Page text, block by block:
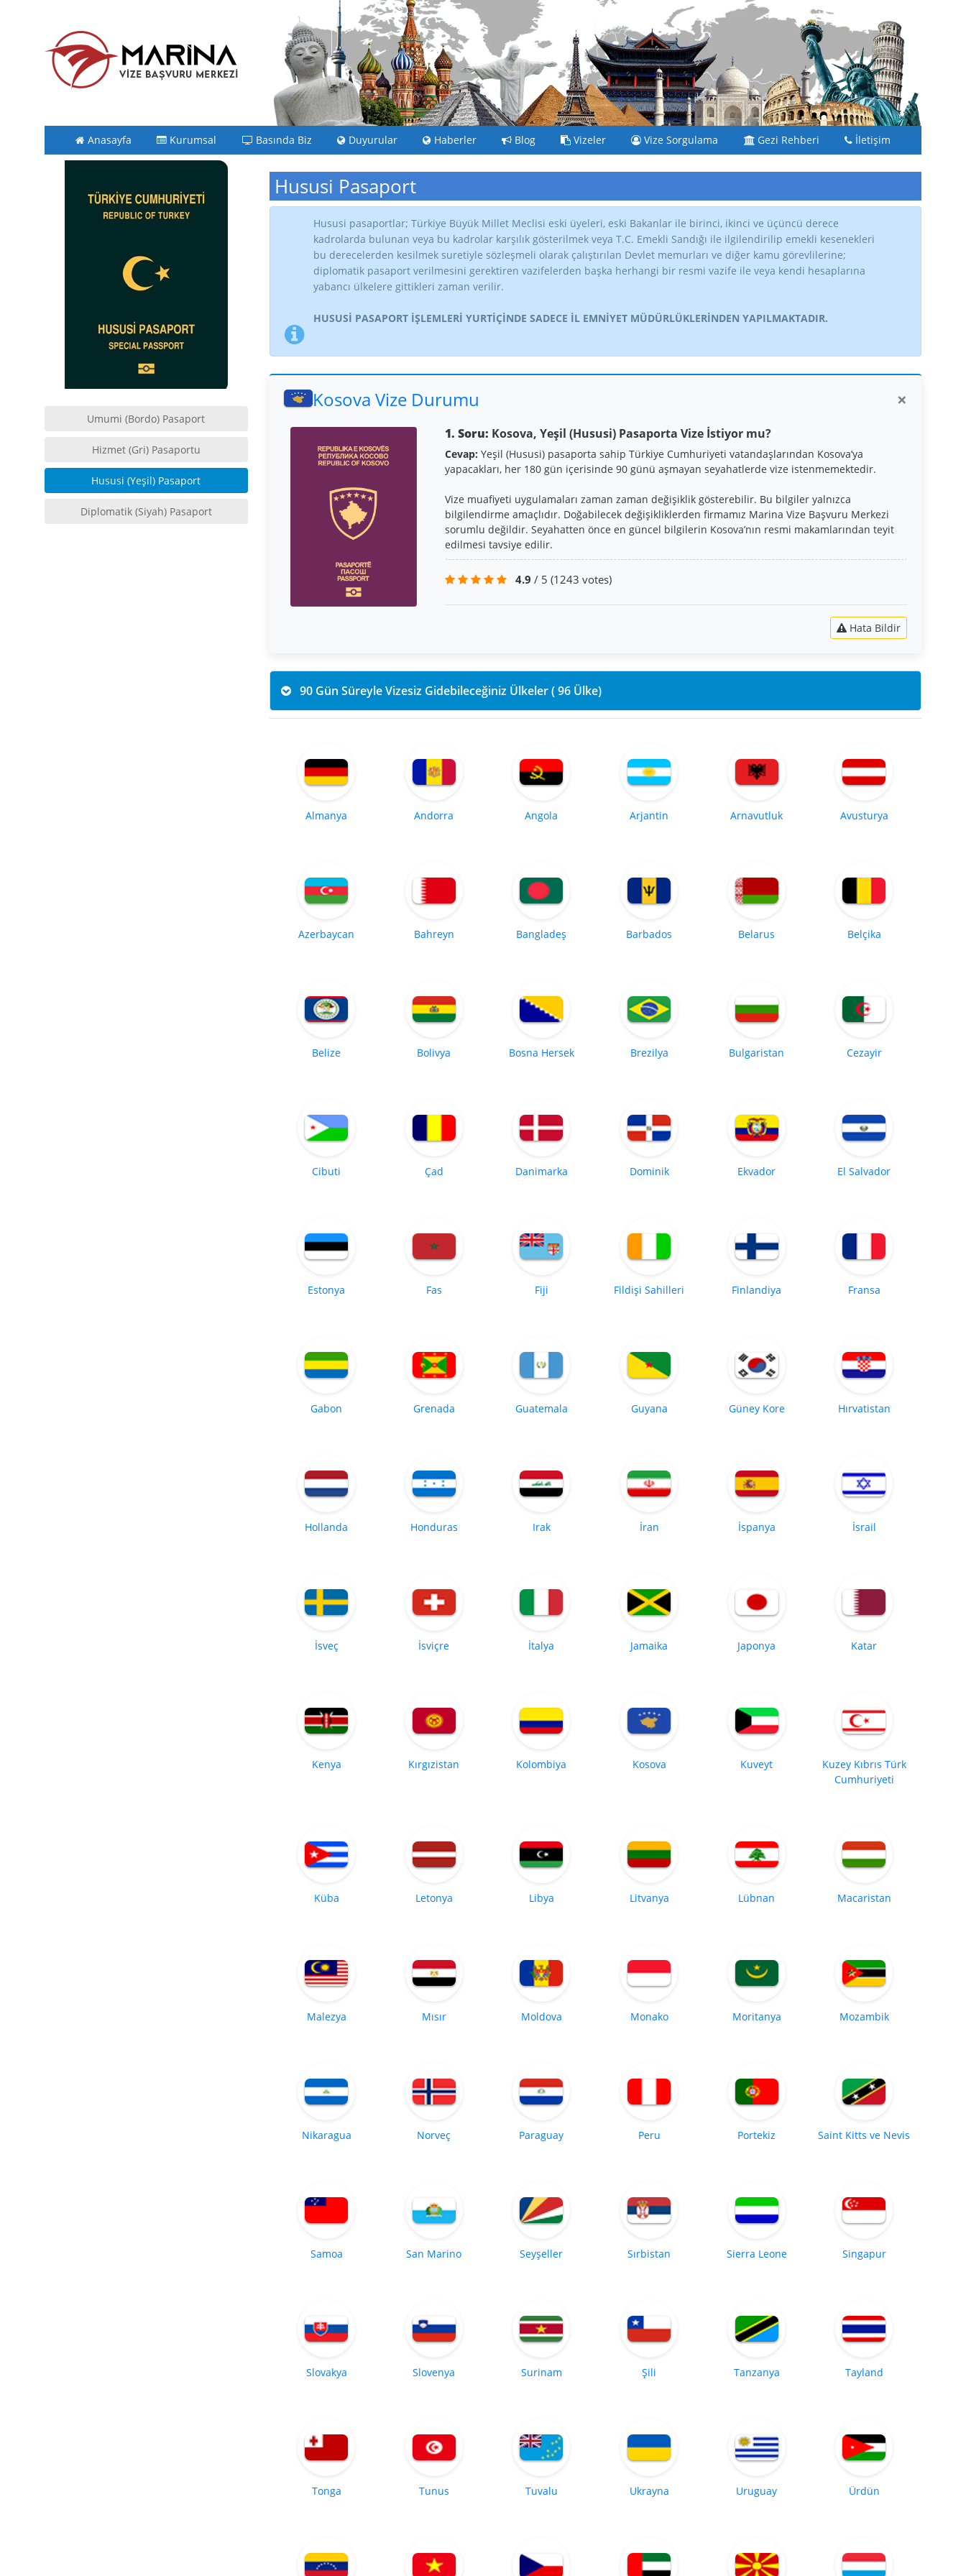
Anasayfa Kurumsal Basında Biz Duyurular Haberler Blog Vizeler Vize Sorgulama Gezi Rehberi İletişim
Umumi (Bordo) Pasaport
Hizmet (Gri) Pasaportu
Hususi (Yeşil) Pasaport
Diplomatik (Siyah) Pasaport
Hususi Pasaport
Hususi pasaportlar; Türkiye Büyük Millet Meclisi eski üyeleri, eski Bakanlar ile birinci, ikinci ve üçüncü derece
kadrolarda bulunan veya bu kadrolar karşılık gösterilmek veya T.C. Emekli Sandığı ile ilgilendirilip emekli kesenekleri
bu derecelerden kesilmek suretiyle sözleşmeli olarak çalıştırılan Devlet memurları ve diğer kamu görevlilerine;
diplomatik pasaport verilmesini gerektiren vazifelerden başka herhangi bir resmi vazife ile veya kendi hesaplarına
yabancı ülkelere gittikleri zaman verilir.
HUSUSİ PASAPORT İŞLEMLERİ YURTİÇİNDE SADECE İL EMNİYET MÜDÜRLÜKLERİNDEN YAPILMAKTADIR.
Kosova Vize Durumu ×
1. Soru: Kosova, Yeşil (Hususi) Pasaporta Vize İstiyor mu?
Cevap: Yeşil (Hususi) pasaporta sahip Türkiye Cumhuriyeti vatandaşlarından Kosova’ya
yapacakları, her 180 gün içerisinde 90 günü aşmayan seyahatlerde vize istenmemektedir.
Vize muafiyeti uygulamaları zaman zaman değişiklik gösterebilir. Bu bilgiler yalnızca
bilgilendirme amaçlıdır. Doğabilecek değişikliklerden firmamız Marina Vize Başvuru Merkezi
sorumlu değildir. Seyahatten önce en güncel bilgilerin Kosova’nın resmi makamlarından teyit
edilmesi tavsiye edilir.
4.9 / 5 (1243 votes)
Hata Bildir
90 Gün Süreyle Vizesiz Gidebileceğiniz Ülkeler ( 96 Ülke)
Almanya Andorra Angola Arjantin Arnavutluk Avusturya
Azerbaycan Bahreyn Bangladeş Barbados Belarus Belçika
Belize Bolivya Bosna Hersek Brezilya Bulgaristan Cezayir
Cibuti Çad Danimarka Dominik Ekvador El Salvador
Estonya Fas Fiji Fildişi Sahilleri Finlandiya Fransa
Gabon Grenada Guatemala Guyana Güney Kore Hırvatistan
Hollanda Honduras Irak İran İspanya İsrail
İsveç İsviçre İtalya Jamaika Japonya Katar
Kenya Kırgızistan Kolombiya Kosova Kuveyt
Kuzey Kıbrıs Türk
Cumhuriyeti
Küba Letonya Libya Litvanya Lübnan Macaristan
Malezya Mısır Moldova Monako Moritanya Mozambik
Nikaragua Norveç Paraguay Peru Portekiz Saint Kitts ve Nevis
Samoa San Marino Seyşeller Sırbistan Sierra Leone Singapur
Slovakya Slovenya Surinam Şili Tanzanya Tayland
Tonga Tunus Tuvalu Ukrayna Uruguay Ürdün